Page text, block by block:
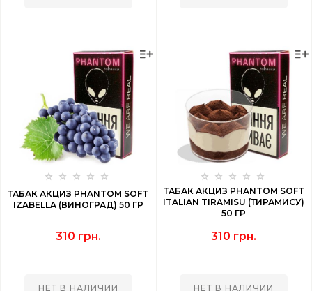
ТАБАК АКЦИЗ PHANTOM SOFT
IZABELLA (ВИНОГРАД) 50 ГР
310 грн.
НЕТ В НАЛИЧИИ
ТАБАК АКЦИЗ PHANTOM SOFT
ITALIAN TIRAMISU (ТИРАМИСУ)
50 ГР
310 грн.
НЕТ В НАЛИЧИИ